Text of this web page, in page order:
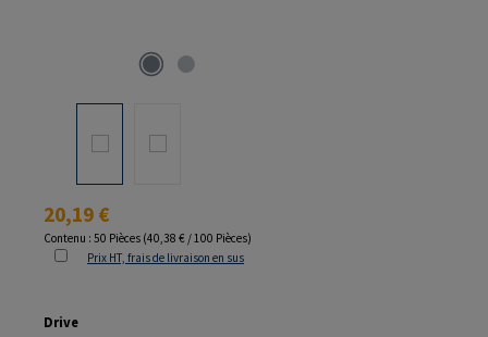
Prix régulier :
20,19 €
Contenu : 50 Pièces (40,38 € / 100 Pièces)
Prix HT, frais de livraison en sus
Sélectionnez
Drive